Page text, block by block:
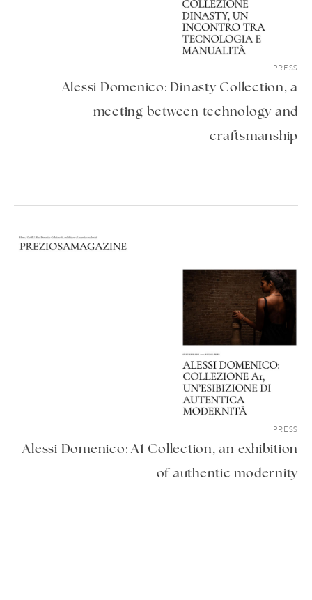
PRESS
Alessi Domenico: Dinasty Collection, a
meeting between technology and
craftsmanship
PRESS
Alessi Domenico: A1 Collection, an exhibition
of authentic modernity